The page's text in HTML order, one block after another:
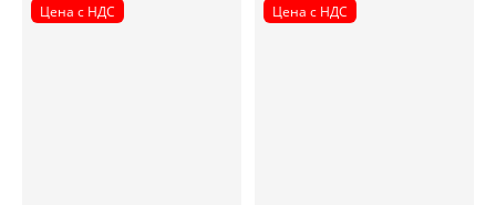
Цена - возрастание
Цена с НДС Цена с НДС